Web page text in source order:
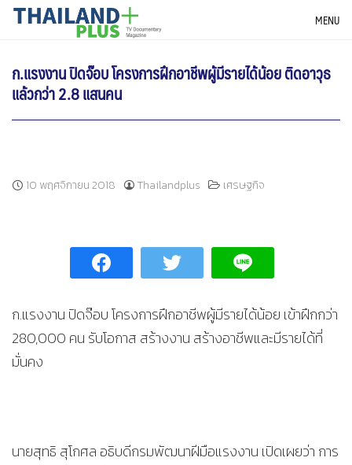
SkipTHAILANDPLUS NEWS MENU
ก.แรงงาน ปิดจ๊อบ โครงการฝึกอาชีพผู้มีรายได้น้อย ติดอาวุธ
แล้วกว่า 2.8 แสนคน
10 พฤศจิกายน 2018 Thailandplus เศรษฐกิจ
ก.แรงงาน ปิดจ๊อบ โครงการฝึกอาชีพผู้มีรายได้น้อย เข้าฝึกกว่า
280,000 คน รับโอกาส สร้างงาน สร้างอาชีพและมีรายได้ที่
มั่นคง
นายสุทธิ สุโกศล อธิบดีกรมพัฒนาฝีมือแรงงาน เปิดเผยว่า การ